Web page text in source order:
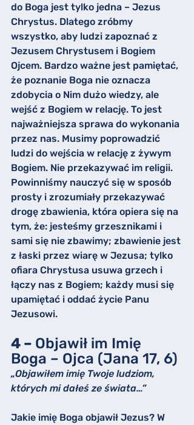
do Boga jest tylko jedna – Jezus
Chrystus. Dlatego zróbmy
wszystko, aby ludzi zapoznać z
Jezusem Chrystusem i Bogiem
Ojcem. Bardzo ważne jest pamiętać,
że poznanie Boga nie oznacza
zdobycia o Nim dużo wiedzy, ale
wejść z Bogiem w relację. To jest
najważniejsza sprawa do wykonania
przez nas. Musimy poprowadzić
ludzi do wejścia w relację z żywym
Bogiem. Nie przekazywać im religii.
Powinniśmy nauczyć się w sposób
prosty i zrozumiały przekazywać
drogę zbawienia, która opiera się na
tym, że: jesteśmy grzesznikami i
sami się nie zbawimy; zbawienie jest
z łaski przez wiarę w Jezusa; tylko
ofiara Chrystusa usuwa grzech i
łączy nas z Bogiem; każdy musi się
upamiętać i oddać życie Panu
Jezusowi.
4 – Objawił im Imię
Boga – Ojca (Jana 17, 6)
„Objawiłem imię Twoje ludziom,
których mi dałeś ze świata…”
Jakie imię Boga objawił Jezus? W